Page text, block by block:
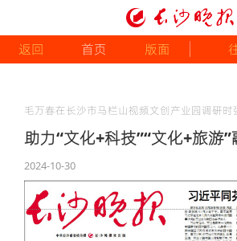
返回 首页 版面
毛万春在长沙市马栏山视频文创产业园调研时
助力“文化+科技”“文化+旅游
2024-10-30